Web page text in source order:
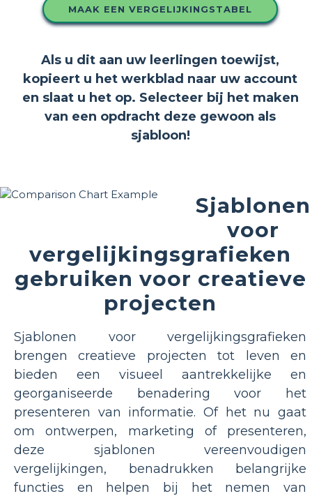
MAAK EEN VERGELIJKINGSTABEL
Als u dit aan uw leerlingen toewijst,
kopieert u het werkblad naar uw account
en slaat u het op. Selecteer bij het maken
van een opdracht deze gewoon als
sjabloon!
Sjablonen
voor
vergelijkingsgrafieken
gebruiken voor creatieve
projecten
Sjablonen voor vergelijkingsgrafieken
brengen creatieve projecten tot leven en
bieden een visueel aantrekkelijke en
georganiseerde benadering voor het
presenteren van informatie. Of het nu gaat
om ontwerpen, marketing of presenteren,
deze sjablonen vereenvoudigen
vergelijkingen, benadrukken belangrijke
functies en helpen bij het nemen van